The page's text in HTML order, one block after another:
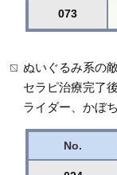
073
ぬいぐるみ系の
セラピ治療完了
ライダー、かぼ
No.